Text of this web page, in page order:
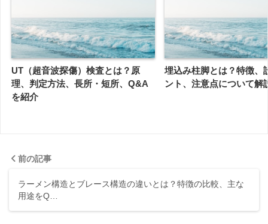
UT（超音波探傷）検査とは？原
理、判定方法、長所・短所、Q&A
を紹介
埋込み柱脚とは？特徴、
ント、注意点について解
前の記事
ラーメン構造とブレース構造の違いとは？特徴の比較、主な
用途をQ…